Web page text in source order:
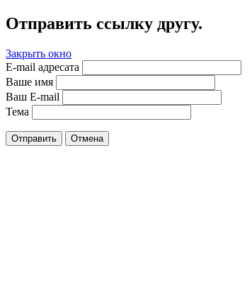
Отправить ссылку другу.
Закрыть окно
E-mail адресата
Ваше имя
Ваш E-mail
Тема
Отправить Отмена